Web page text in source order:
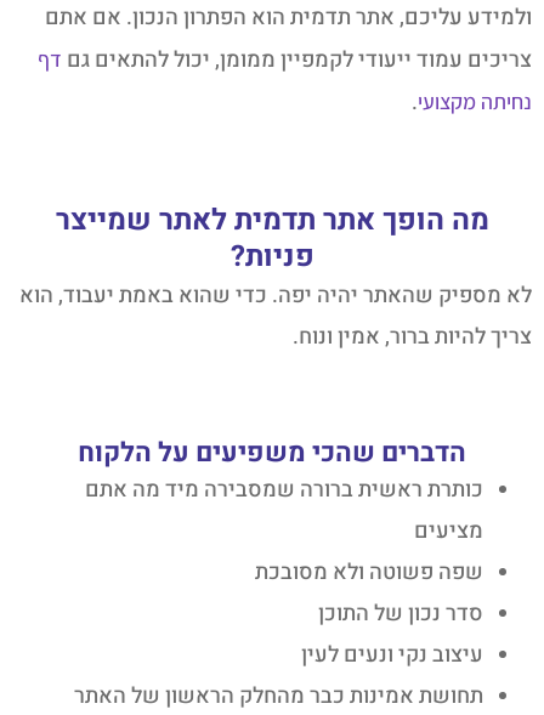
ולמידע עליכם, אתר תדמית הוא הפתרון הנכון. אם אתם
צריכים עמוד ייעודי לקמפיין ממומן, יכול להתאים גם דף
נחיתה מקצועי.
מה הופך אתר תדמית לאתר שמייצר
פניות?
לא מספיק שהאתר יהיה יפה. כדי שהוא באמת יעבוד, הוא
צריך להיות ברור, אמין ונוח.
הדברים שהכי משפיעים על הלקוח
כותרת ראשית ברורה שמסבירה מיד מה אתם
מציעים
שפה פשוטה ולא מסובכת
סדר נכון של התוכן
עיצוב נקי ונעים לעין
תחושת אמינות כבר מהחלק הראשון של האתר